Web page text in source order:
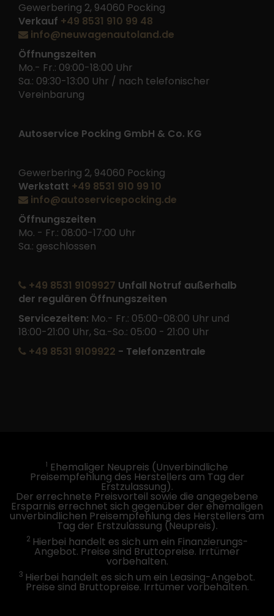
Gewerbering 2, 94060 Pocking
Verkauf +49 8531 910 99 48
info@neuwagenautoland.de
Öffnungszeiten
Mo.- Fr.: 09:00-18:00 Uhr
Sa.: 09:30-13:00 Uhr / nach telefonischer
Vereinbarung
Autoservice Pocking GmbH & Co. KG
Gewerbering 2, 94060 Pocking
Werkstatt +49 8531 910 99 10
info@autoservicepocking.de
Öffnungszeiten
Mo. - Fr.: 08:00-17:00 Uhr
Sa.: geschlossen
+49 8531 9109927 Unfall Notruf außerhalb
der regulären Öffnungszeiten
Servicezeiten: Mo.- Fr.: 05:00-08:00 Uhr und
18:00-21:00 Uhr, Sa.-So.: 05:00 - 21:00 Uhr
+49 8531 9109922 - Telefonzentrale
1 Ehemaliger Neupreis (Unverbindliche
Preisempfehlung des Herstellers am Tag der
Erstzulassung).
Der errechnete Preisvorteil sowie die angegebene
Ersparnis errechnet sich gegenüber der ehemaligen
unverbindlichen Preisempfehlung des Herstellers am
Tag der Erstzulassung (Neupreis).
2 Hierbei handelt es sich um ein Finanzierungs-
Angebot. Preise sind Bruttopreise. Irrtümer
vorbehalten.
3 Hierbei handelt es sich um ein Leasing-Angebot.
Preise sind Bruttopreise. Irrtümer vorbehalten.